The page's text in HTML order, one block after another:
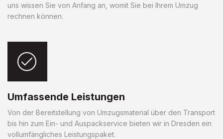
uns wissen Sie von Anfang an, womit Sie bei Ihrem Umzug
rechnen können.
Umfassende Leistungen
Von der Bereitstellung von Umzugsmaterial über den Transport
bis hin zum Ein- und Auspackservice bieten wir in Dresden ein
vollumfängliches Leistungspaket.